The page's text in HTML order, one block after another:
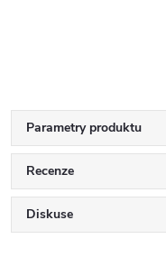
Parametry produktu
Recenze
Diskuse